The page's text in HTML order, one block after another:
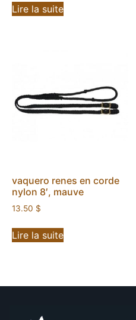
Lire la suite
vaquero renes en corde
nylon 8′, mauve
13.50 $
Lire la suite